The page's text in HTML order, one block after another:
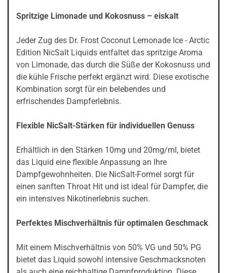
Spritzige Limonade und Kokosnuss – eiskalt
Jeder Zug des Dr. Frost Coconut Lemonade Ice - Arctic
Edition NicSalt Liquids entfaltet das spritzige Aroma
von Limonade, das durch die Süße der Kokosnuss und
die kühle Frische perfekt ergänzt wird. Diese exotische
Kombination sorgt für ein belebendes und
erfrischendes Dampferlebnis.
Flexible NicSalt-Stärken für individuellen Genuss
Erhältlich in den Stärken 10mg und 20mg/ml, bietet
das Liquid eine flexible Anpassung an Ihre
Dampfgewohnheiten. Die NicSalt-Formel sorgt für
einen sanften Throat Hit und ist ideal für Dampfer, die
ein intensives Nikotinerlebnis suchen.
Perfektes Mischverhältnis für optimalen Geschmack
Mit einem Mischverhältnis von 50% VG und 50% PG
bietet das Liquid sowohl intensive Geschmacksnoten